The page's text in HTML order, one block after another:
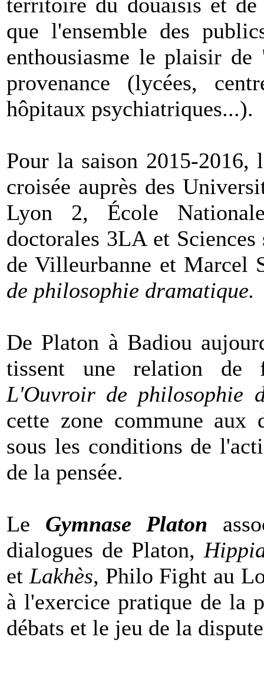
que l'ensemble des
enthousiasme le plaisir
provenance (lycées,
hôpitaux psychiatriques...).
Pour la saison 2015-2016,
croisée auprès des
Lyon 2, École
doctorales 3LA et
de Villeurbanne et Marcel
de philosophie dramatique.
De Platon à Badiou
tissent une relation de
L'Ouvroir de philosophie
cette zone commune
sous les conditions de
de la pensée.
Le Gymnase Platon
dialogues de Platon,
et Lakhès, Philo Fight au
à l'exercice pratique de la
débats et le jeu de la